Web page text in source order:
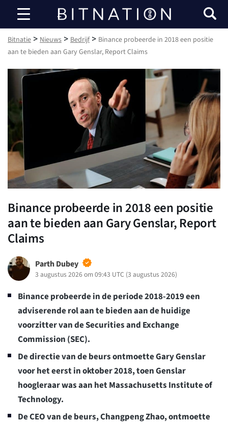
Bitnatie
Bitnatie > Nieuws > Bedrijf> Binance probeerde in 2018 een positie
aan te bieden aan Gary Genslar, Report Claims
Binance probeerde in 2018 een positie
aan te bieden aan Gary Genslar, Report
Claims
Parth Dubey
3 augustus 2026 om 09:43 UTC (3 augustus 2026)
Binance probeerde in de periode 2018-2019 een
adviserende rol aan te bieden aan de huidige
voorzitter van de Securities and Exchange
Commission (SEC).
De directie van de beurs ontmoette Gary Genslar
voor het eerst in oktober 2018, toen Genslar
hoogleraar was aan het Massachusetts Institute of
Technology.
De CEO van de beurs, Changpeng Zhao, ontmoette